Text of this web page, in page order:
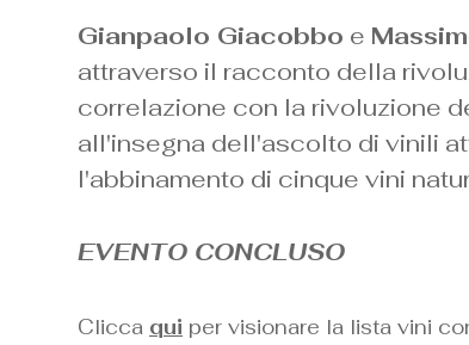
Gianpaolo Giacobbo e
attraverso il racconto della
correlazione con la rivoluzione
all'insegna dell'ascolto di vinili
l'abbinamento di cinque vini
EVENTO CONCLUSO
Clicca qui per visionare la lista vini